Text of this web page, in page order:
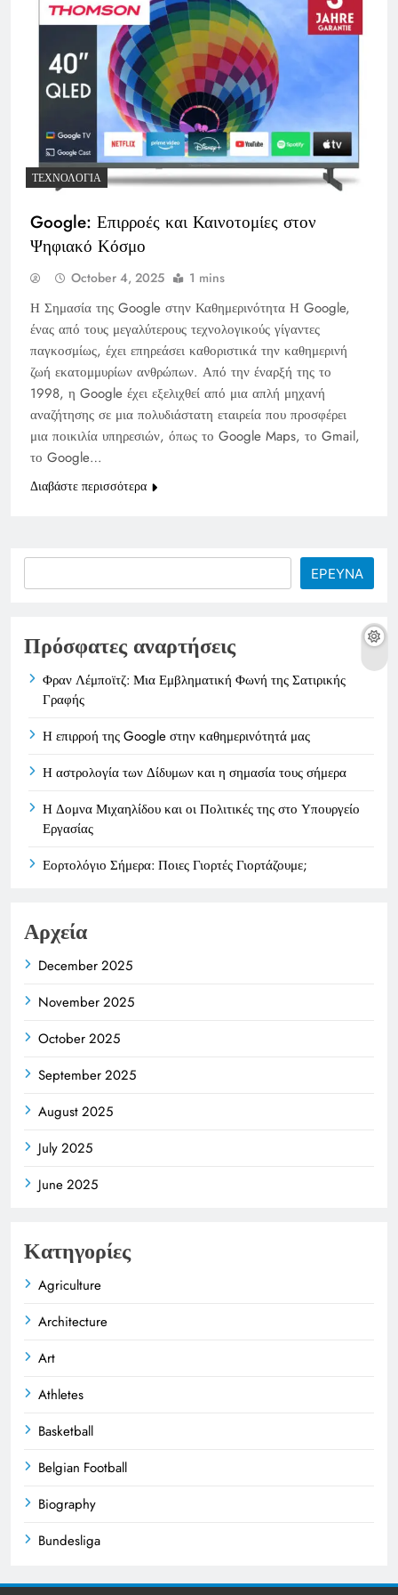
ΤΕΧΝΟΛΟΓΊΑ
Google: Επιρροές και Καινοτομίες στον
Ψηφιακό Κόσμο
October 4, 2025 1 mins
Η Σημασία της Google στην Καθημερινότητα Η Google,
ένας από τους μεγαλύτερους τεχνολογικούς γίγαντες
παγκοσμίως, έχει επηρεάσει καθοριστικά την καθημερινή
ζωή εκατομμυρίων ανθρώπων. Από την έναρξή της το
1998, η Google έχει εξελιχθεί από μια απλή μηχανή
αναζήτησης σε μια πολυδιάστατη εταιρεία που προσφέρει
μια ποικιλία υπηρεσιών, όπως το Google Maps, το Gmail,
το Google…
Διαβάστε περισσότερα
ΕΡΕΥΝΑ
Πρόσφατες αναρτήσεις
Φραν Λέμποϊτζ: Μια Εμβληματική Φωνή της Σατιρικής
Γραφής
Η επιρροή της Google στην καθημερινότητά μας
Η αστρολογία των Δίδυμων και η σημασία τους σήμερα
Η Δομνα Μιχαηλίδου και οι Πολιτικές της στο Υπουργείο
Εργασίας
Εορτολόγιο Σήμερα: Ποιες Γιορτές Γιορτάζουμε;
Αρχεία
December 2025
November 2025
October 2025
September 2025
August 2025
July 2025
June 2025
Κατηγορίες
Agriculture
Architecture
Art
Athletes
Basketball
Belgian Football
Biography
Bundesliga